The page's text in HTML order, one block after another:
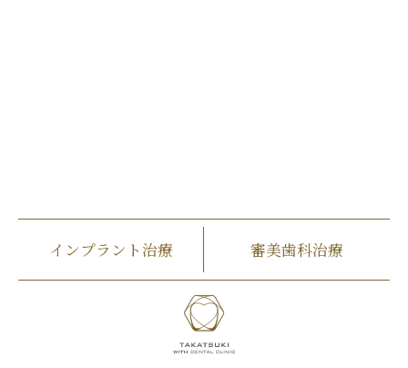
インプラント治療 審美歯科治療